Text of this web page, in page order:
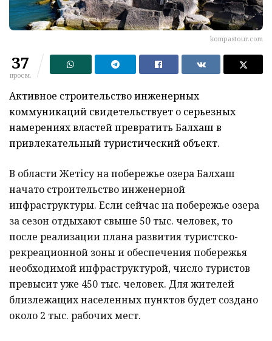
kompastour.com
37
просм.
Активное строительство инженерных
коммуникаций свидетельствует о серьезных
намерениях властей превратить Балхаш в
привлекательный туристический объект.
В области Жетісу на побережье озера Балхаш
начато строительство инженерной
инфраструктуры. Если сейчас на побережье озера
за сезон отдыхают свыше 50 тыс. человек, то
после реализации плана развития туристско-
рекреационной зоны и обеспечения побережья
необходимой инфраструктурой, число туристов
превысит уже 450 тыс. человек. Для жителей
близлежащих населенных пунктов будет создано
около 2 тыс. рабочих мест.